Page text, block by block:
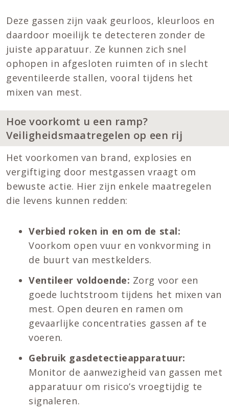
Deze gassen zijn vaak geurloos, kleurloos en
daardoor moeilijk te detecteren zonder de
juiste apparatuur. Ze kunnen zich snel
ophopen in afgesloten ruimten of in slecht
geventileerde stallen, vooral tijdens het
mixen van mest.
Hoe voorkomt u een ramp?
Veiligheidsmaatregelen op een rij
Het voorkomen van brand, explosies en
vergiftiging door mestgassen vraagt om
bewuste actie. Hier zijn enkele maatregelen
die levens kunnen redden:
Verbied roken in en om de stal:
Voorkom open vuur en vonkvorming in
de buurt van mestkelders.
Ventileer voldoende: Zorg voor een
goede luchtstroom tijdens het mixen van
mest. Open deuren en ramen om
gevaarlijke concentraties gassen af te
voeren.
Gebruik gasdetectieapparatuur:
Monitor de aanwezigheid van gassen met
apparatuur om risico’s vroegtijdig te
signaleren.